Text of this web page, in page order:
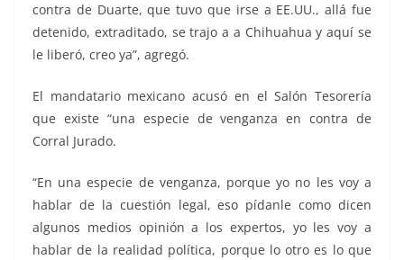
contra de Duarte, que tuvo que irse a EE.UU., allá fue
detenido, extraditado, se trajo a a Chihuahua y aquí se
le liberó, creo ya”, agregó.
El mandatario mexicano acusó en el Salón Tesorería
que existe “una especie de venganza en contra de
Corral Jurado.
“En una especie de venganza, porque yo no les voy a
hablar de la cuestión legal, eso pídanle como dicen
algunos medios opinión a los expertos, yo les voy a
hablar de la realidad política, porque lo otro es lo que